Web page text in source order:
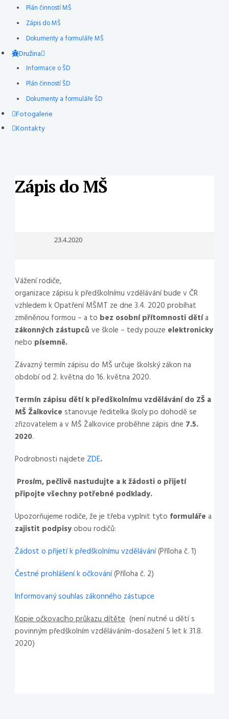
Plán činností MŠ
Zápis do MŠ
Dokumenty a formuláře MŠ
Družina
Informace o ŠD
Plán činností ŠD
Dokumenty a formuláře ŠD
Fotogalerie
Kontakty
Zápis do MŠ
23.4.2020
Vážení rodiče,
organizace zápisu k předškolnímu vzdělávání bude v ČR
vzhledem k Opatření MŠMT ze dne 3.4. 2020 probíhat
změněnou formou – a to bez osobní přítomnosti dětía
zákonných zástupců ve škole – tedy pouze elektronicky
nebo písemně.
Závazný termín zápisu do MŠ určuje školský zákon na
období od 2. května do 16. května 2020.
Termín zápisu dětí k předškolnímu vzdělávání do ZŠ a
MŠ Žalkovice stanovuje ředitelka školy po dohodě se
zřizovatelem a v MŠ Žalkovice proběhne zápis dne 7.5.
2020.
Podrobnosti najdete ZDE.
Prosím, pečlivě nastudujte a k žádosti o přijetí
připojte všechny potřebné podklady.
Upozorňujeme rodiče, že je třeba vyplnit tyto formuláře a
zajistit podpisyobou rodičů:
Žádost o přijetí k předškolnímu vzdělávání(Příloha č. 1)
Čestné prohlášení k očkování(Příloha č. 2)
Informovaný souhlas zákonného zástupce
Kopie očkovacího průkazu dítěte(není nutné u dětí s
povinným předškolním vzděláváním-dosažení 5 let k 31.8.
2020)